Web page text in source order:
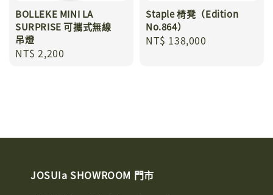
BOLLEKE MINI LA
SURPRISE 可攜式無線
吊燈
Regular
NT$ 2,200
Staple 椅凳（Edition
No.864）
Regular
NT$ 138,000
JOSUIa SHOWROOM 門市